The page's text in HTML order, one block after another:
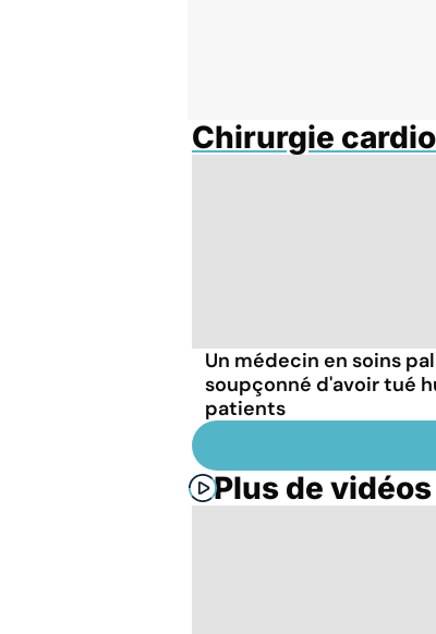
Chirurgie
Un médecin en soins
soupçonné d'avoir tué
patients
Plus de vidéos